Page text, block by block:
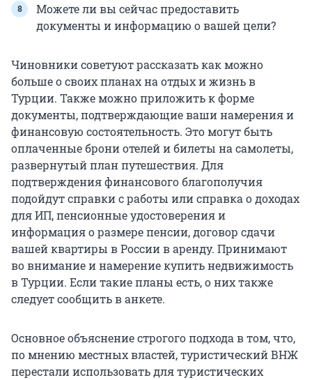
Можете ли вы сейчас предоставить
документы и информацию о вашей цели?
Чиновники советуют рассказать как можно
больше о своих планах на отдых и жизнь в
Турции. Также можно приложить к форме
документы, подтверждающие ваши намерения и
финансовую состоятельность. Это могут быть
оплаченные брони отелей и билеты на самолеты,
развернутый план путешествия. Для
подтверждения финансового благополучия
подойдут справки с работы или справка о доходах
для ИП, пенсионные удостоверения и
информация о размере пенсии, договор сдачи
вашей квартиры в России в аренду. Принимают
во внимание и намерение купить недвижимость
в Турции. Если такие планы есть, о них также
следует сообщить в анкете.
Основное объяснение строгого подхода в том, что,
по мнению местных властей, туристический ВНЖ
перестали использовать для туристических